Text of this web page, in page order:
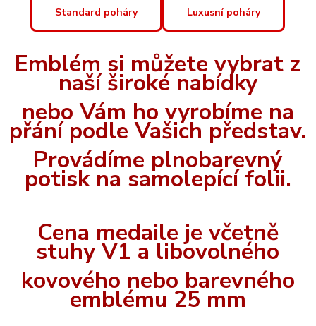
Standard poháry Luxusní poháry
Emblém si můžete vybrat z
naší široké nabídky
nebo Vám ho vyrobíme na
přání podle Vašich představ.
Provádíme plnobarevný
potisk na samolepící folii.
Cena medaile je včetně
stuhy V1 a libovolného
kovového nebo barevného
emblému 25 mm